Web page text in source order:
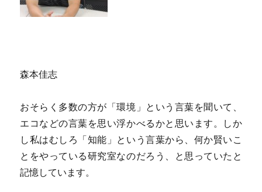
森本佳志
おそらく多数の方が「環境」という言葉を聞いて、
エコなどの言葉を思い浮かべるかと思います。しか
し私はむしろ「知能」という言葉から、何か賢いこ
とをやっている研究室なのだろう、と思っていたと
記憶しています。